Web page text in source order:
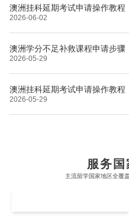
澳洲挂科延期考试申请操作教
2026-06-02
澳洲学分不足补救课程申请步骤
2026-05-29
澳洲挂科延期考试申请操作教程
2026-05-29
服务
主流留学国家地区全覆
麻省理工学院
奥克兰大学